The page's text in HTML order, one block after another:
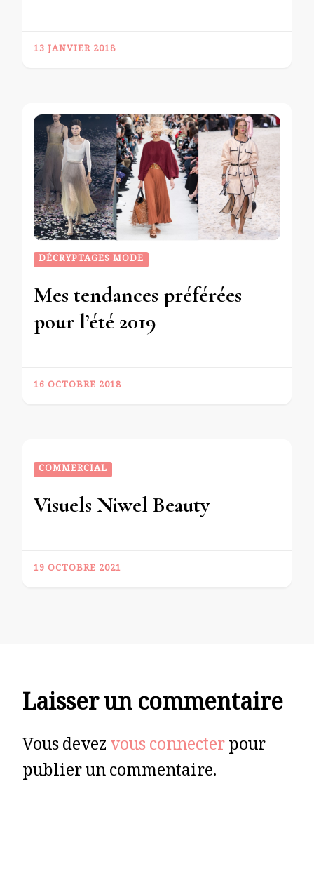
13 JANVIER 2018
DÉCRYPTAGES MODE
Mes tendances préférées
pour l’été 2019
16 OCTOBRE 2018
COMMERCIAL
Visuels Niwel Beauty
19 OCTOBRE 2021
Laisser un commentaire
Vous devezvous connecterpour
publier un commentaire.